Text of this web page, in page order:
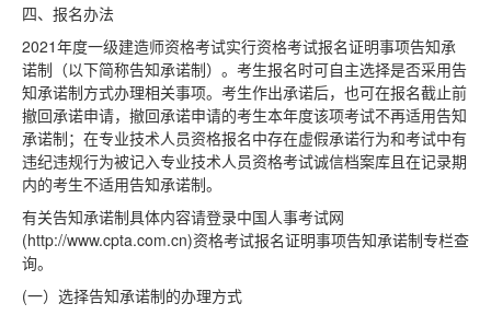
四、报名办法
2021年度一级建造师资格考试实行资格考试报名证明事项告知承
诺制（以下简称告知承诺制）。考生报名时可自主选择是否采用告
知承诺制方式办理相关事项。考生作出承诺后，也可在报名截止前
撤回承诺申请，撤回承诺申请的考生本年度该项考试不再适用告知
承诺制；在专业技术人员资格报名中存在虚假承诺行为和考试中有
违纪违规行为被记入专业技术人员资格考试诚信档案库且在记录期
内的考生不适用告知承诺制。
有关告知承诺制具体内容请登录中国人事考试网
(http://www.cpta.com.cn)资格考试报名证明事项告知承诺制专栏查
询。
(一）选择告知承诺制的办理方式